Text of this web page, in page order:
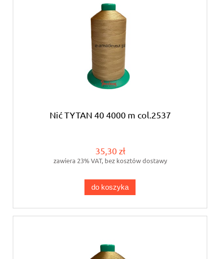
Nić TYTAN 40 4000 m col.2537
35,30 zł
zawiera 23% VAT, bez kosztów dostawy
do koszyka